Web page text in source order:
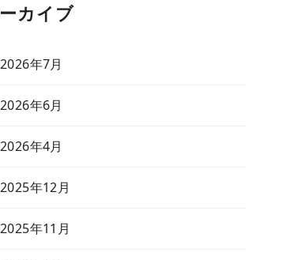
カイブ
2026年7月
2026年6月
2026年4月
2025年12月
2025年11月